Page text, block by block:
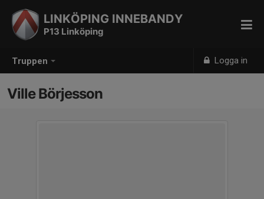
Truppen Logga in
LINKÖPING INNEBANDY
P13 Linköping
Ville Börjesson